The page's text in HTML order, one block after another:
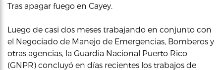
Tras apagar fuego en Cayey.
Luego de casi dos meses trabajando en conjunto con
el Negociado de Manejo de Emergencias, Bomberos y
otras agencias, la Guardia Nacional Puerto Rico
(GNPR) concluyó en días recientes los trabajos de